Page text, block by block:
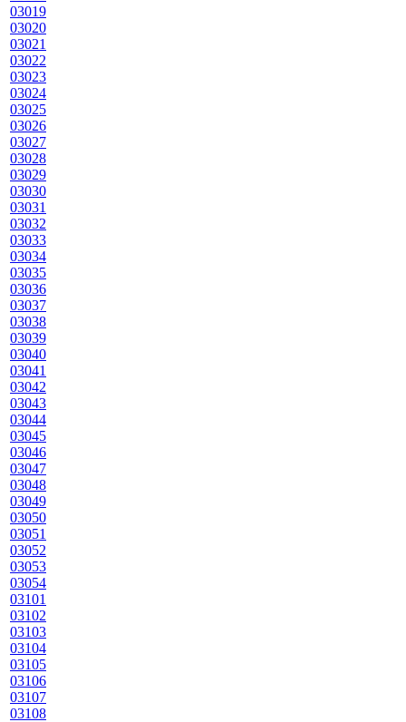
03019
03020
03021
03022
03023
03024
03025
03026
03027
03028
03029
03030
03031
03032
03033
03034
03035
03036
03037
03038
03039
03040
03041
03042
03043
03044
03045
03046
03047
03048
03049
03050
03051
03052
03053
03054
03101
03102
03103
03104
03105
03106
03107
03108